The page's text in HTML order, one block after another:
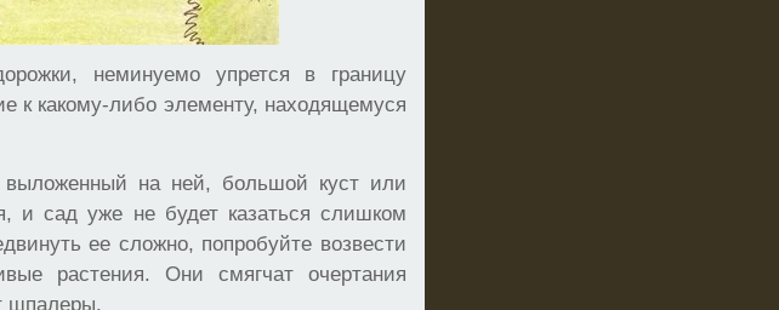
неминуемо упрется в границу
к какому-либо элементу, находящемуся
на ней, большой куст или
и сад уже не будет казаться слишком
ее сложно, попробуйте возвести
растения. Они смягчат очертания
шпалеры.